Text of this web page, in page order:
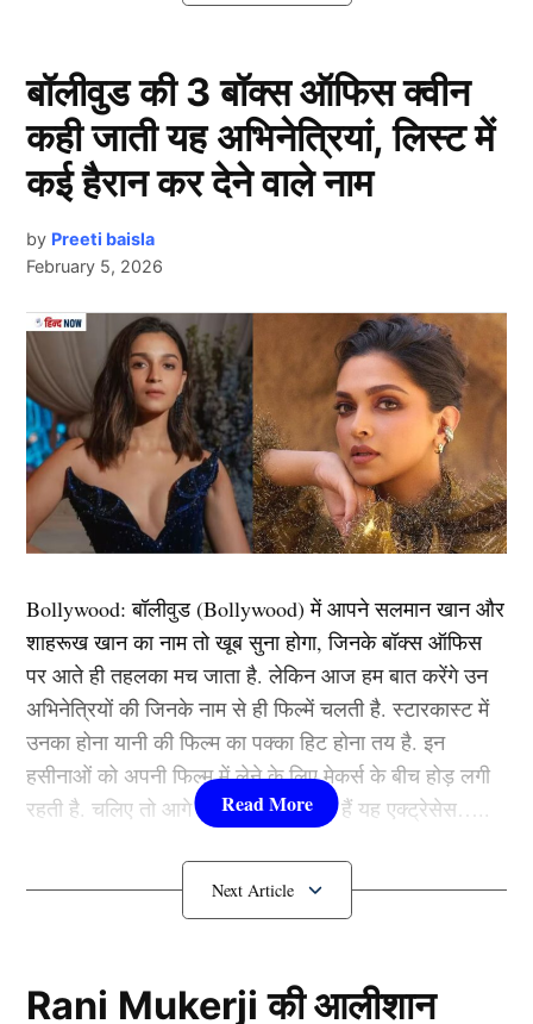
Team India
भारत को अगर वर्ल्ड टेस्ट चैंपियनशिप के आगामी चक्र के फाइनल
में पहुंचना है, तो ऑस्ट्रेलिया के खिलाफ शेष दोनों मुकाबलों में जीत
हासिल करनी जरुरी है। यही वजह यही कि मेलबर्न टेस्ट
(Melbourne Test) के लिए भारत अपने बेस्ट खिलाड़ियों के साथ
मैदान पर उतरना चाहेगा। खराब फॉर्म से जूझ रहे कप्तान रोहित
शर्मा भी अपनी कुर्सी छोड़ सकते हैं। उनकी जगह जसप्रीत बुमराह
के बार फिर कप्तानी करते हुए नजर आएँगे। वहीं, प्लेइंग इलेवन में
हुए दिखाई दे सकते हैं।
यह भी पढ़ें:6,6,6,6,6,6.., कोहली ने गेंदबाज़ों का बनाया भर्ता,
चौकों-छक्कों की बरसात करते हुए जड़ डाला तिहरा शतक
गिल और सिराज भी बाहर
Next Article
बॉलीवुड की 3 बॉक्स ऑफिस क्वीन
कही जाती यह अभिनेत्रियां, लिस्ट में
कई हैरान कर देने वाले नाम
by Preeti baisla
February 5, 2026
Bollywood:बॉलीवुड (Bollywood)में आपने सलमान खान और
शाहरूख खान का नाम तो खूब सुना होगा, जिनके बॉक्स ऑफिस
पर आते ही तहलका मच जाता है. लेकिन आज हम बात करेंगे उन
अभिनेत्रियों की जिनके नाम से ही फिल्में चलती है. स्टारकास्ट में
उनका होना यानी की फिल्म का पक्का हिट होना तय है. इन
हसीनाओं को अपनी फिल्म में लेने के लिए मेकर्स के बीच होड़ लगी
रहती है. चलिए तो आगे जानते हैं कौन-कौन हैं यह एक्ट्रेसेस…..
कौन हैंBollywood की यह हसीनाएं?
Padukone)
Rani Mukerji की आलीशान